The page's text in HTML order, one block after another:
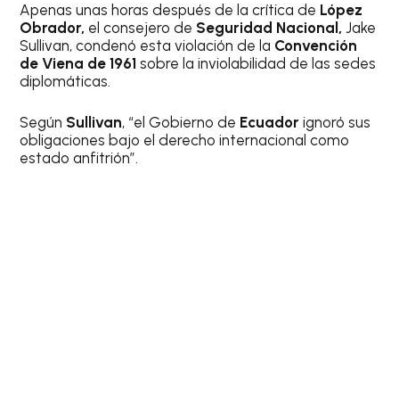
Apenas unas horas después de la crítica de López
Obrador, el consejero de Seguridad Nacional, Jake
Sullivan, condenó esta violación de la Convención
de Viena de 1961 sobre la inviolabilidad de las sedes
diplomáticas.
Según Sullivan, “el Gobierno de Ecuadorignoró sus
obligaciones bajo el derecho internacional como
estado anfitrión”.